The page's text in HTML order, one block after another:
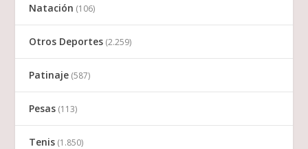
Natación (106)
Otros Deportes (2.259)
Patinaje (587)
Pesas (113)
Tenis (1.850)